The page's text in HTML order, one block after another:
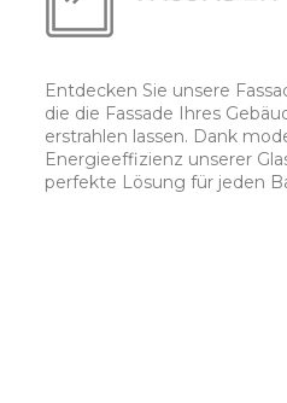
Entdecken Sie unsere
die die Fassade Ihres
erstrahlen lassen. Dank
Energieeffizienz unserer
perfekte Lösung für jeden